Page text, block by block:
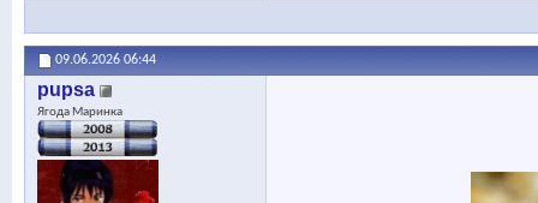
09.06.2026 06:44
pupsa
Ягода Маринка